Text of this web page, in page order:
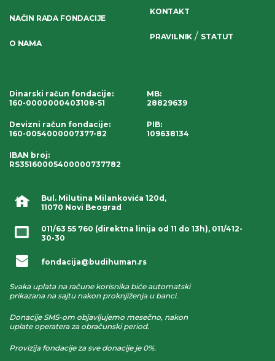
Bul. Milutina Milankovića 120d,
11070 Novi Beograd
011/63 55 760 (direktna linija od 11 do 13h), 011/412-
30-30
fondacija@budihuman.rs
Svaka uplata na račune korisnika biće automatski
prikazana na sajtu nakon proknjiženja u banci.
Donacije SMS-om objavljujemo mesečno, nakon
uplate operatera za obračunski period.
Provizija fondacije za sve donacije je 0%.
NAČIN RADA FONDACIJE
O NAMA
KONTAKT
PRAVILNIK / STATUT
Dinarski račun fondacije:
160-0000000403108-51
Devizni račun fondacije:
160-0054000007377-82
IBAN broj:
RS35160005400000737782
MB:
28829639
PIB:
109638134